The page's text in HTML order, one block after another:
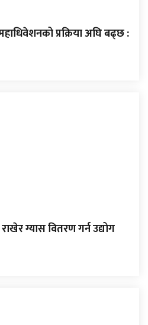
प्रक्रिया अघि बढ्छ :
राखेर ग्यास वितरण गर्न उद्योग